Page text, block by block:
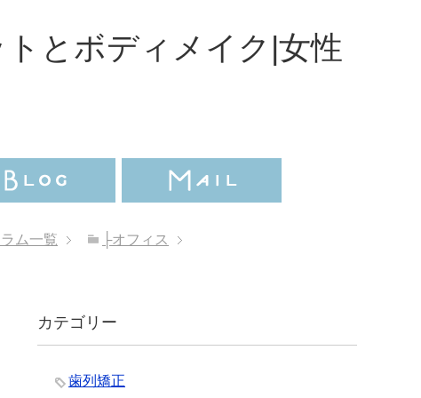
とボディメイク|女性
ム一覧
├オフィス
カテゴリー
歯列矯正